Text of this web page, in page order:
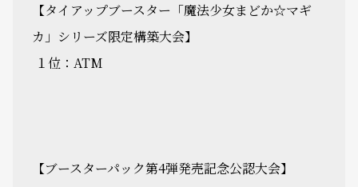
【タイアップブースター「魔法少女まどか☆マギ
カ」シリーズ限定構築大会】
１位：ATM
【ブースターパック第4弾発売記念公認大会】